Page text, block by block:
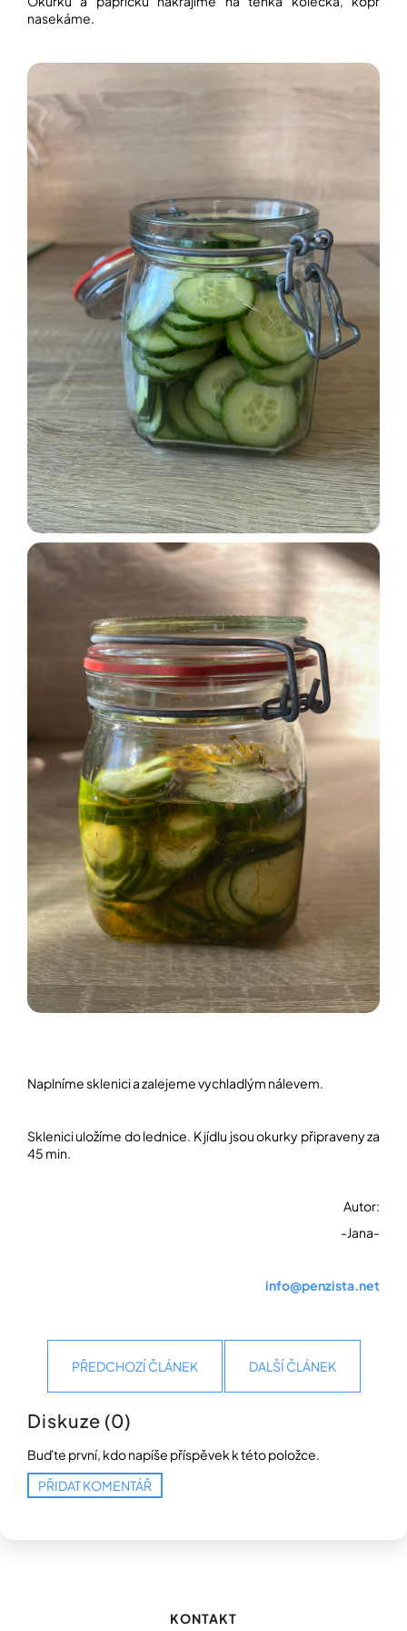
nasekáme.
Naplníme sklenici a zalejeme vychladlým nálevem.
Sklenici uložíme do lednice. K jídlu jsou okurky připraveny za
45 min.
Autor:
-Jana-
info@penzista.net
PŘEDCHOZÍ ČLÁNEK DALŠÍ ČLÁNEK
Diskuze (0)
Buďte první, kdo napíše příspěvek k této položce.
PŘIDAT KOMENTÁŘ
KONTAKT